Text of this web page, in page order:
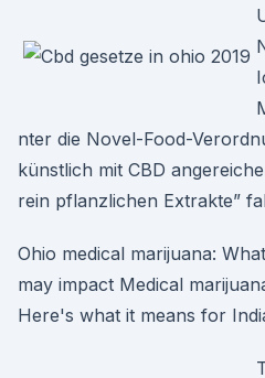
nter die Novel-Food-
künstlich mit CBD
rein pflanzlichen Extrakte”
Ohio medical marijuana:
may impact Medical
Here's what it means for